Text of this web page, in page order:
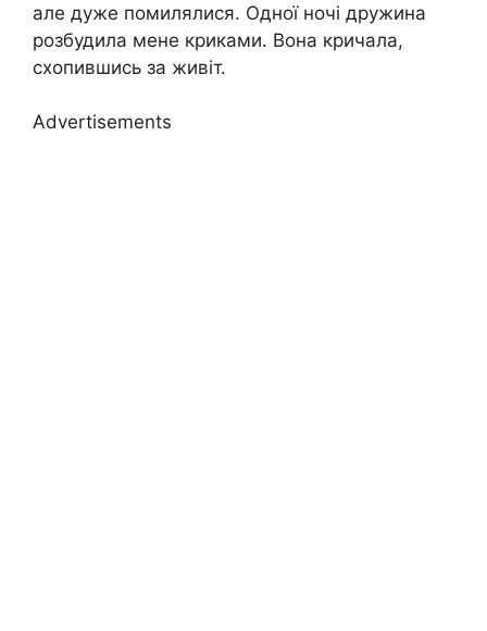
але дуже помилялися. Одної ночі дружина
розбудила мене криками. Вона кричала,
схопившись за живіт.
Advertisements